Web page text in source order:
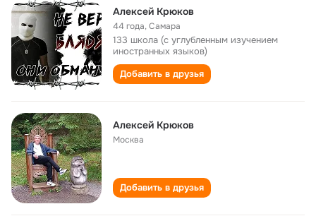
Алексей Крюков
44 года,Самара
133 школа (с углубленным изучением
иностранных языков)
Добавить в друзья
Алексей Крюков
Москва
Добавить в друзья